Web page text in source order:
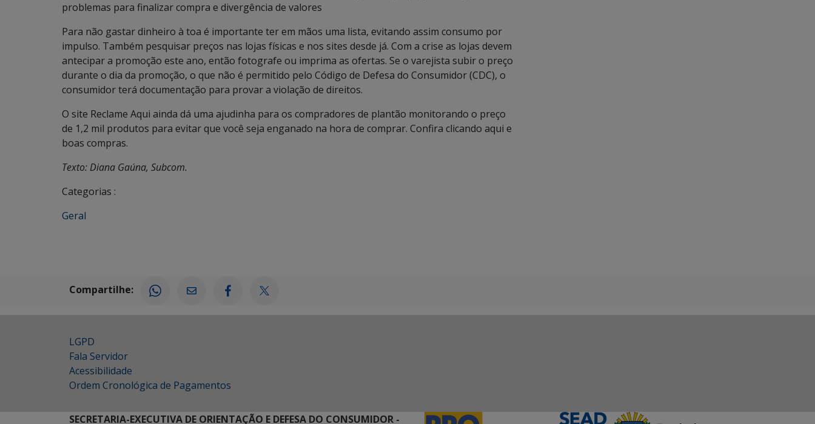
problemas para finalizar compra e divergência de valores
Para não gastar dinheiro à toa é importante ter em mãos uma lista, evitando assim consumo por
impulso. Também pesquisar preços nas lojas físicas e nos sites desde já. Com a crise as lojas devem
antecipar a promoção este ano, então fotografe ou imprima as ofertas. Se o varejista subir o preço
durante o dia da promoção, o que não é permitido pelo Código de Defesa do Consumidor (CDC), o
consumidor terá documentação para provar a violação de direitos.
O site Reclame Aqui ainda dá uma ajudinha para os compradores de plantão monitorando o preço
de 1,2 mil produtos para evitar que você seja enganado na hora de comprar. Confira clicando aqui e
boas compras.
Texto: Diana Gaúna, Subcom.
Categorias :
Geral
Compartilhe:
LGPD
Fala Servidor
Acessibilidade
Ordem Cronológica de Pagamentos
SECRETARIA-EXECUTIVA DE ORIENTAÇÃO E DEFESA DO CONSUMIDOR -